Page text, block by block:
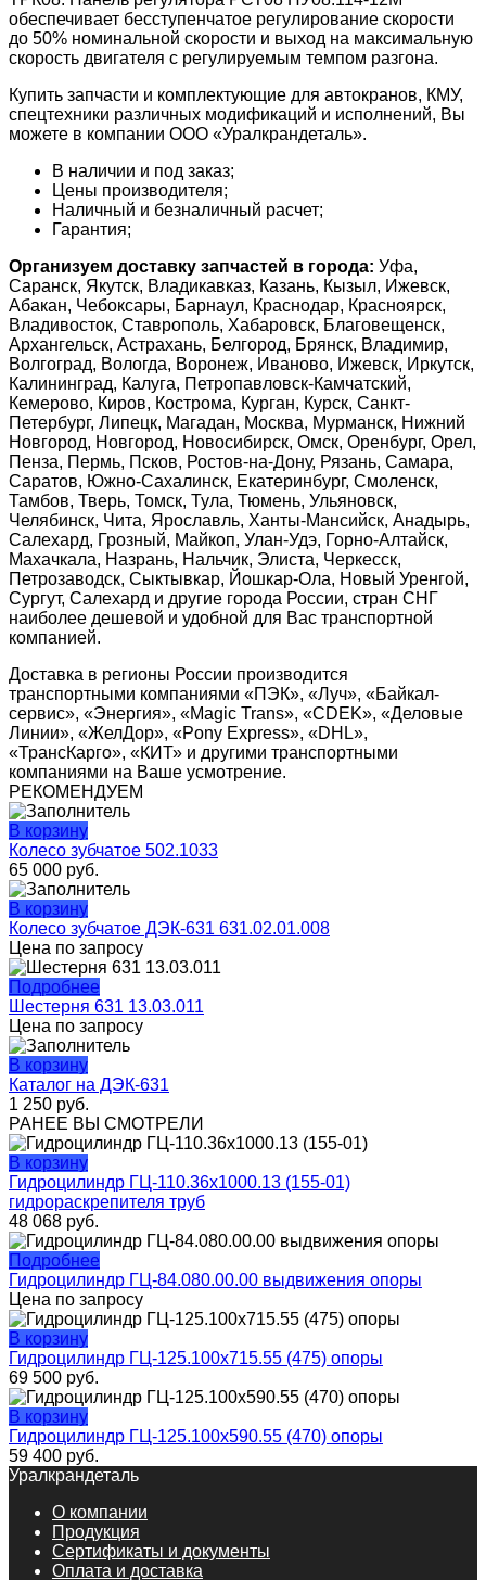
обеспечивает бесступенчатое регулирование скорости
до 50% номинальной скорости и выход на максимальную
скорость двигателя с регулируемым темпом разгона.
Купить запчасти и комплектующие для автокранов, КМУ,
спецтехники различных модификаций и исполнений, Вы
можете в компании ООО «Уралкрандеталь».
В наличии и под заказ;
Цены производителя;
Наличный и безналичный расчет;
Гарантия;
Организуем доставку запчастей в города: Уфа,
Саранск, Якутск, Владикавказ, Казань, Кызыл, Ижевск,
Абакан, Чебоксары, Барнаул, Краснодар, Красноярск,
Владивосток, Ставрополь, Хабаровск, Благовещенск,
Архангельск, Астрахань, Белгород, Брянск, Владимир,
Волгоград, Вологда, Воронеж, Иваново, Ижевск, Иркутск,
Калининград, Калуга, Петропавловск-Камчатский,
Кемерово, Киров, Кострома, Курган, Курск, Санкт-
Петербург, Липецк, Магадан, Москва, Мурманск, Нижний
Новгород, Новгород, Новосибирск, Омск, Оренбург, Орел,
Пенза, Пермь, Псков, Ростов-на-Дону, Рязань, Самара,
Саратов, Южно-Сахалинск, Екатеринбург, Смоленск,
Тамбов, Тверь, Томск, Тула, Тюмень, Ульяновск,
Челябинск, Чита, Ярославль, Ханты-Мансийск, Анадырь,
Салехард, Грозный, Майкоп, Улан-Удэ, Горно-Алтайск,
Махачкала, Назрань, Нальчик, Элиста, Черкесск,
Петрозаводск, Сыктывкар, Йошкар-Ола, Новый Уренгой,
Сургут, Салехард и другие города России, стран СНГ
наиболее дешевой и удобной для Вас транспортной
компанией.
Доставка в регионы России производится
транспортными компаниями «ПЭК», «Луч», «Байкал-
сервис», «Энергия», «Magic Trans», «CDEK», «Деловые
Линии», «ЖелДор», «Pony Express», «DHL»,
«ТрансКарго», «КИТ» и другими транспортными
компаниями на Ваше усмотрение.
РЕКОМЕНДУЕМ
В корзину
Колесо зубчатое 502.1033
65 000 руб.
В корзину
Колесо зубчатое ДЭК-631 631.02.01.008
Цена по запросу
Подробнее
Шестерня 631 13.03.011
Цена по запросу
В корзину
Каталог на ДЭК-631
1 250 руб.
РАНЕЕ ВЫ СМОТРЕЛИ
В корзину
Гидроцилиндр ГЦ-110.36х1000.13 (155-01)
гидрораскрепителя труб
48 068 руб.
Подробнее
Гидроцилиндр ГЦ-84.080.00.00 выдвижения опоры
Цена по запросу
В корзину
Гидроцилиндр ГЦ-125.100х715.55 (475) опоры
69 500 руб.
В корзину
Гидроцилиндр ГЦ-125.100х590.55 (470) опоры
59 400 руб.
Уралкрандеталь
О компании
Продукция
Сертификаты и документы
Оплата и доставка